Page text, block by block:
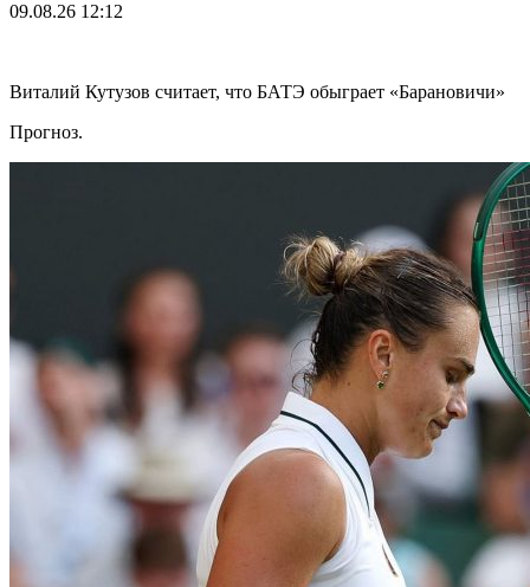
09.08.26 12:12
Виталий Кутузов считает, что БАТЭ обыграет «Барановичи»
Прогноз.